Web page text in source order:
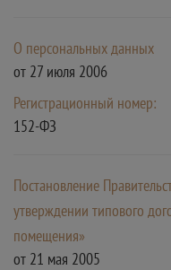
О персональных данных
от 27 июля 2006
Регистрационный номер:
152-ФЗ
Постановление
утверждении типового
помещения»
от 21 мая 2005